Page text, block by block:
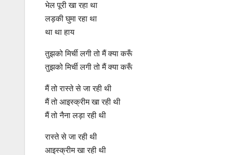
भेल पूरी खा रहा था
लड़की घुमा रहा था
था था हाय
तुझको मिर्ची लगी तो मैं क्या करूँ
तुझको मिर्ची लगी तो मैं क्या करूँ
मैं तो रास्ते से जा रही थी
मैं तो आइस्क्रीम खा रही थी
मैं तो नैना लड़ा रही थी
रास्ते से जा रही थी
आइस्क्रीम खा रही थी